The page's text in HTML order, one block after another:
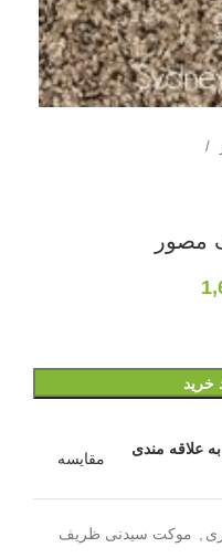
خرید
علاقه مندی
مقایسه
موکت سیدنی ظریف